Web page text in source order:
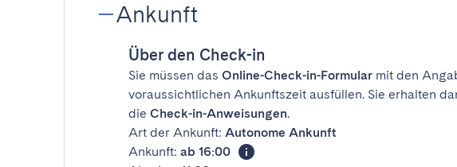
Ankunft
Über den Check-in
Sie müssen das Online-Check-in-Formular mit den
voraussichtlichen Ankunftszeit ausfüllen. Sie erhalten
die Check-in-Anweisungen.
Art der Ankunft: Autonome Ankunft
Ankunft: ab 16:00